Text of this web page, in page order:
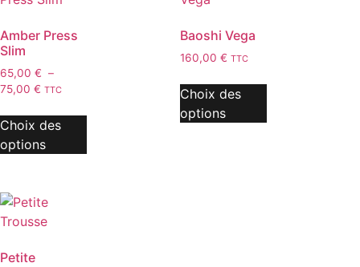
Amber Press
Slim
65,00 € –
75,00 € TTC
Choix des
options
Baoshi Vega
160,00 € TTC
Choix des
options
Petite